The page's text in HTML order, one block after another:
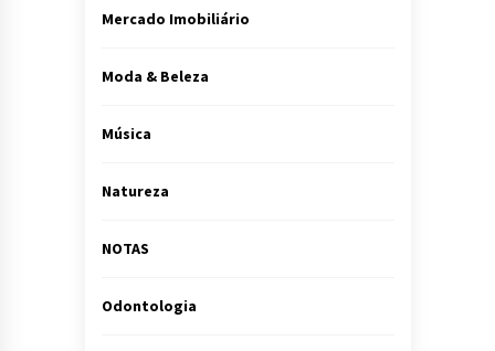
Mercado Imobiliário
Moda & Beleza
Música
Natureza
NOTAS
Odontologia